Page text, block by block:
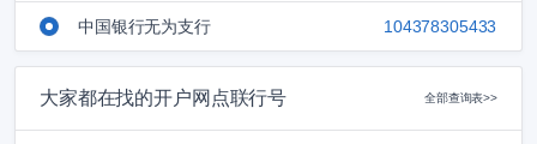
中国银行无为支行 104378305433
大家都在找的开户网点联行号 全部查询表>>